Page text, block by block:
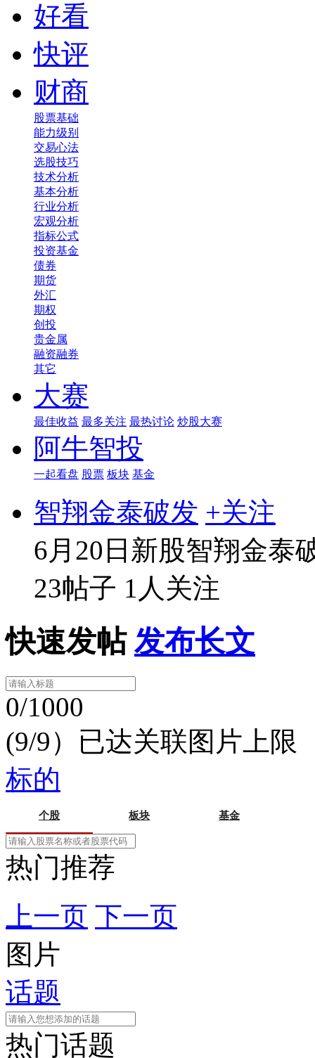
好看
快评
财商
股票基础
能力级别
交易心法
选股技巧
技术分析
基本分析
行业分析
宏观分析
指标公式
投资基金
债券
期货
外汇
期权
创投
贵金属
融资融券
其它
大赛
最佳收益 最多关注 最热讨论 炒股大赛
阿牛智投
一起看盘 股票 板块 基金
智翔金泰破发 +关注
6月20日新股智翔金泰
23帖子 1人关注
快速发帖 发布长文
0/1000
(9/9）已达关联图片上限
标的
个股 板块 基金
热门推荐
上一页 下一页
图片
话题
热门话题